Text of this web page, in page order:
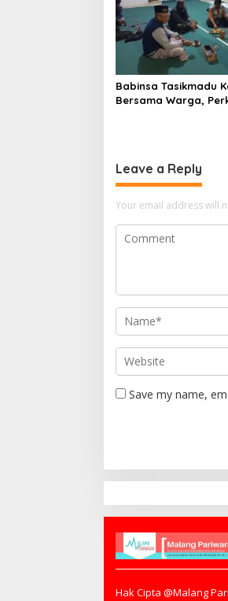
Babinsa Tasikmadu
Bersama Warga,
Leave a Reply
Your email address will
Save my name,
Hak Cipta @Malang